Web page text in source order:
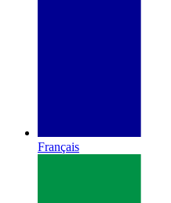
Français